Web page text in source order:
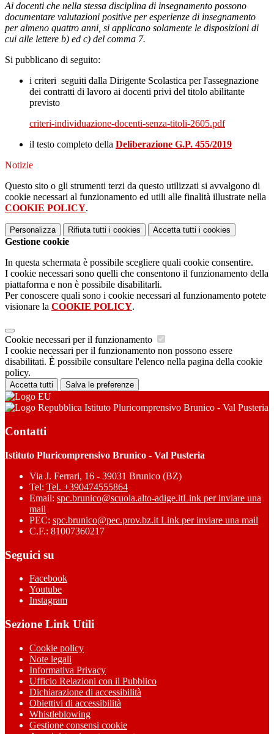
Ai docenti che nella stessa disciplina di insegnamento possono
documentare valutazioni positive per esperienze di insegnamento
per almeno quattro anni, si applicano solamente le disposizioni di
cui alle lettere b) ed c) del comma 7.
Si pubblicano di seguito:
i criteri seguiti dalla Dirigente Scolastica per l'assegnazione
dei contratti di lavoro ai docenti privi del titolo abilitante
previsto
criteri-individuazione-docenti-senza-titoli-2605.pdf
il testo completo della Deliberazione G.P. 455/2019
Notizie
Questo sito o gli strumenti terzi da questo utilizzati si avvalgono di
cookie necessari al funzionamento ed utili alle finalità illustrate nella
COOKIE POLICY.
Personalizza Rifiuta tutti i cookies Accetta tutti i cookies
Gestione cookie
In questa schermata è possibile scegliere quali cookie consentire.
I cookie necessari sono quelli che consentono il funzionamento della
piattaforma e non è possibile disabilitarli.
Per conoscere quali sono i cookie necessari al funzionamento potete
visionare la COOKIE POLICY.
Cookie necessari per il funzionamento
I cookie necessari per il funzionamento non possono essere
disabilitati. È possibile consultare l'elenco nella pagina della cookie
policy.
Accetta tutti Salva le preferenze
Istituto Pluricomprensivo Brunico - Val Pusteria
Contatti
Istituto Pluricomprensivo Brunico - Val Pusteria
Via J. Ferrari, 16 - 39031 Brunico (BZ)
Tel: Tel. +390474555864
Email: spc.brunico@scuola.alto-adige.itLink per inviare una
mail
PEC: spc.brunico@pec.prov.bz.it Link per inviare una mail
C.F.: 81007360217
Seguici su
Facebook
Youtube
Instagram
Sezione Link Utili
Cookie policy
Note legali
Informativa Privacy
Ufficio Relazioni con il Pubblico
Dichiarazione di accessibilità
Obiettivi di accessibilità
Whistleblowing
Gestione consensi cookie